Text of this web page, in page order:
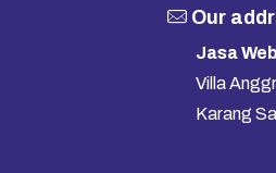
Our
Jasa
Villa
Karang